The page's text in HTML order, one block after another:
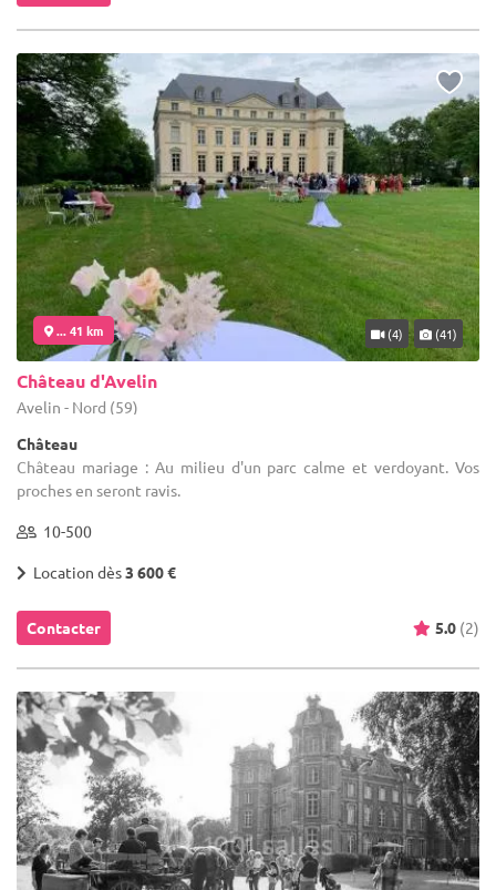
... 41 km (4) (41)
Château d'Avelin
Avelin - Nord (59)
Château
Château mariage : Au milieu d'un parc calme et verdoyant. Vos
proches en seront ravis.
10-500
Location dès3 600 €
Contacter 5.0 (2)